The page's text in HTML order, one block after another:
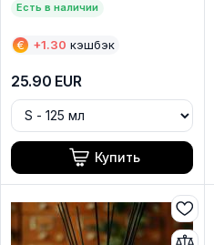
Есть в наличии
€ +1.30 кэшбэк
25.90 EUR
Купить